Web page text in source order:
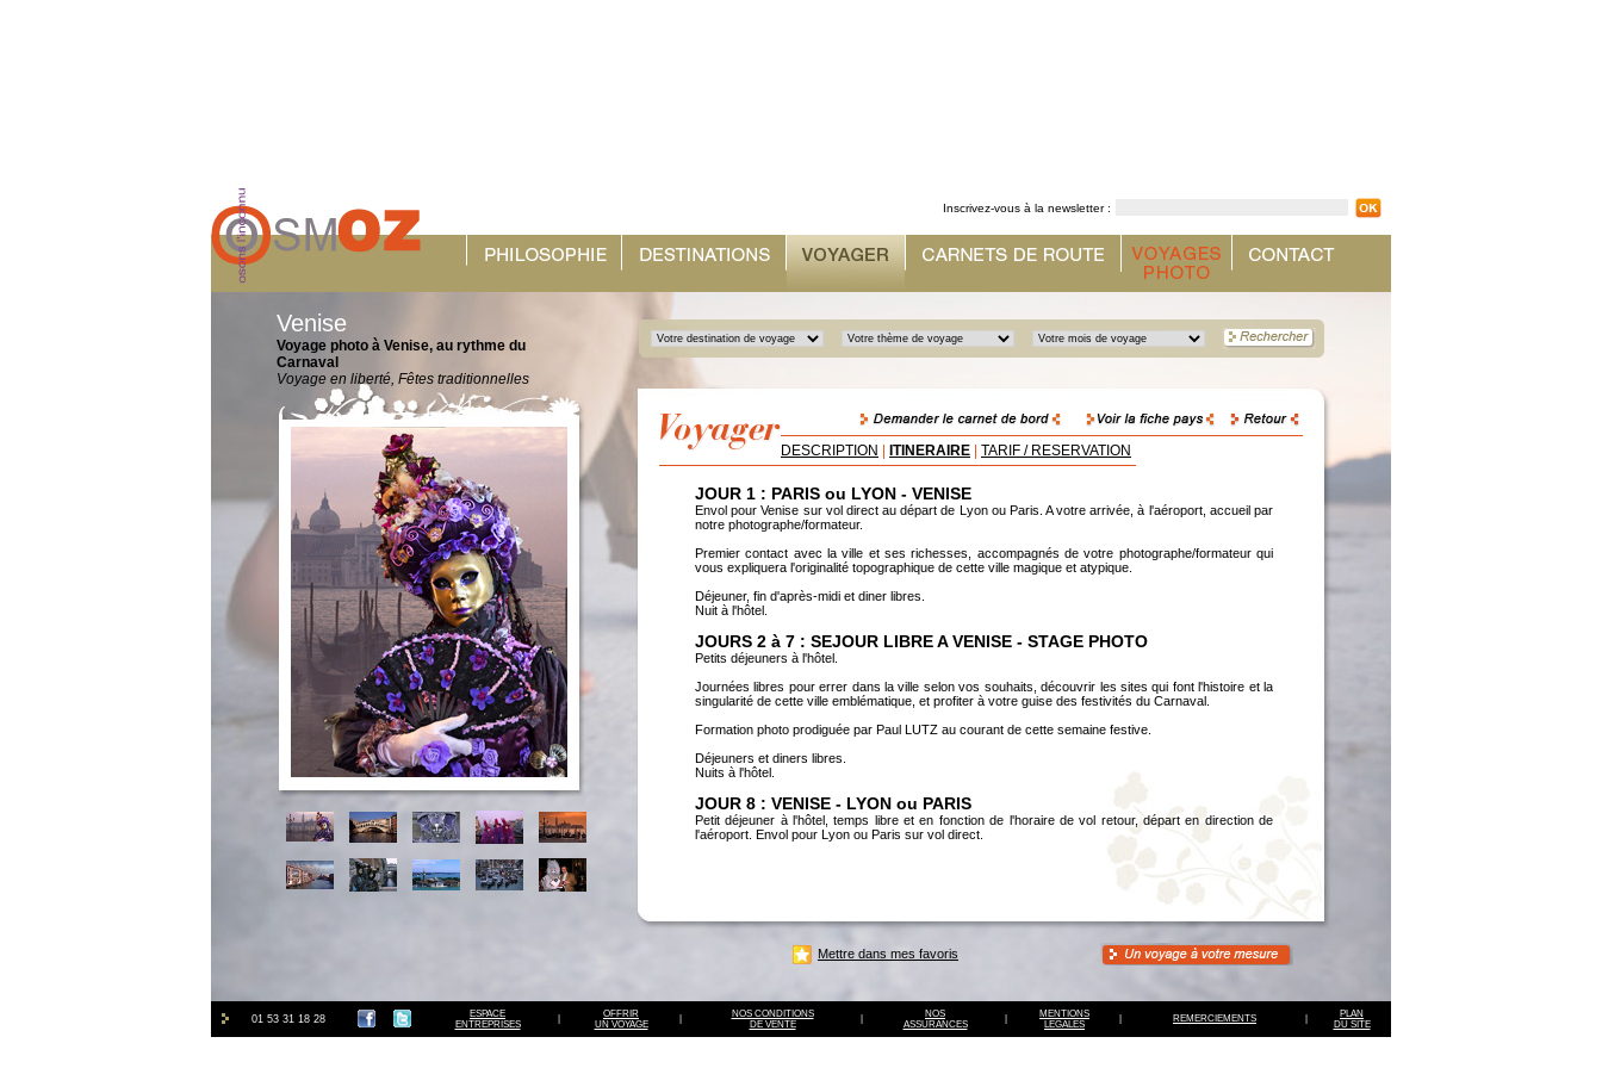
Inscrivez-vous à la newsletter :
Venise
Voyage photo à Venise, au rythme du
Carnaval
Voyage en liberté, Fêtes traditionnelles
DESCRIPTION ITINERAIRE TARIF / RESERVATION
JOUR 1 : PARIS ou LYON - VENISE
Envol pour Venise sur vol direct au départ de Lyon ou Paris. A votre arrivée, à l'aéroport, accueil par
notre photographe/formateur.
Premier contact avec la ville et ses richesses, accompagnés de votre photographe/formateur qui
vous expliquera l'originalité topographique de cette ville magique et atypique.
Déjeuner, fin d'après-midi et diner libres.
Nuit à l'hôtel.
JOURS 2 à 7 : SEJOUR LIBRE A VENISE - STAGE PHOTO
Petits déjeuners à l'hôtel.
Journées libres pour errer dans la ville selon vos souhaits, découvrir les sites qui font l'histoire et la
singularité de cette ville emblématique, et profiter à votre guise des festivités du Carnaval.
Formation photo prodiguée par Paul LUTZ au courant de cette semaine festive.
Déjeuners et diners libres.
Nuits à l'hôtel.
JOUR 8 : VENISE - LYON ou PARIS
Petit déjeuner à l'hôtel, temps libre et en fonction de l'horaire de vol retour, départ en direction de
l'aéroport. Envol pour Lyon ou Paris sur vol direct.
Mettre dans mes favoris
01 53 31 18 28
ESPACE
ENTREPRISES
OFFRIR
UN VOYAGE
NOS CONDITIONS
DE VENTE
NOS
ASSURANCES
MENTIONS
LEGALES
REMERCIEMENTS
PLAN
DU SITE